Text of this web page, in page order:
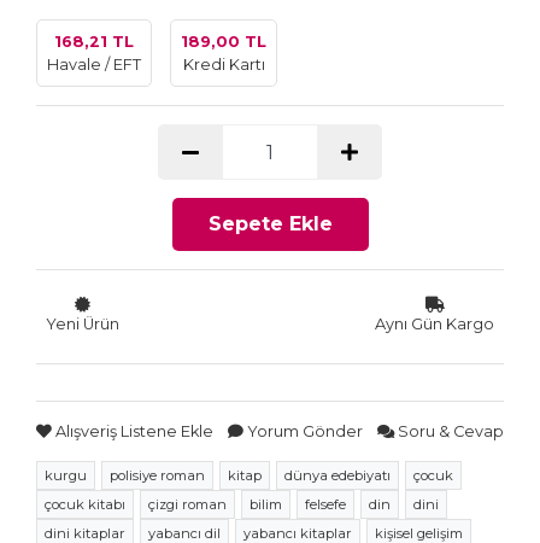
168,21 TL
Havale / EFT
189,00 TL
Kredi Kartı
Sepete Ekle
Yeni Ürün Aynı Gün Kargo
Alışveriş Listene Ekle Yorum Gönder Soru & Cevap
kurgu polisiye roman kitap dünya edebiyatı
çocuk
çocuk kitabı
çizgi roman bilim felsefe din
dini
dini kitaplar
yabancı dil yabancı kitaplar
kişisel gelişim